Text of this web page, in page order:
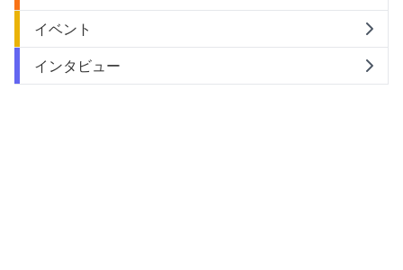
イベント
インタビュー